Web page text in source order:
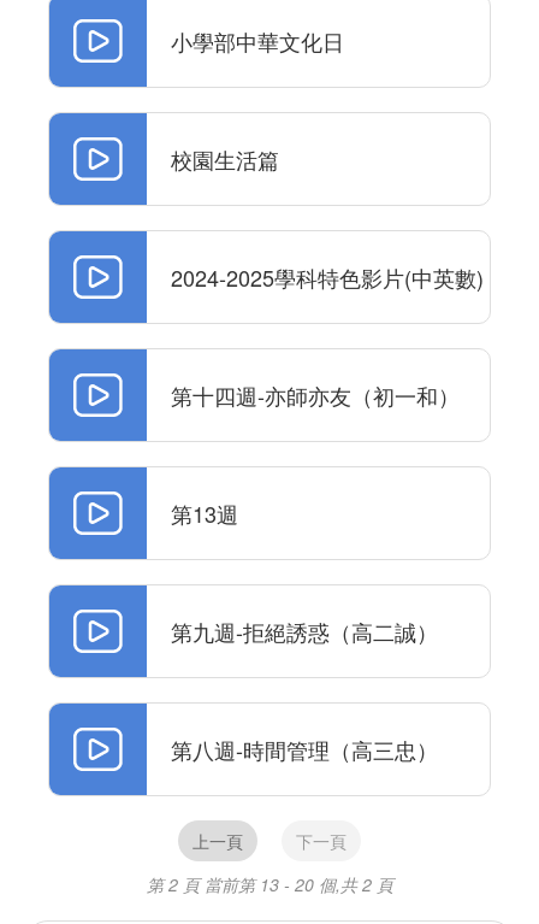
小學部中華文化日
校園生活篇
2024-2025學科特色影片(中英數)
第十四週-亦師亦友（初一和）
第13週
第九週-拒絕誘惑（高二誠）
第八週-時間管理（高三忠）
上一頁
下一頁
第 2 頁 當前第 13 - 20 個,共 2 頁